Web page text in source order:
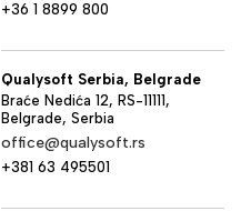
+36 1 8899 800
Qualysoft Serbia, Belgrade
Braće Nedića 12, RS-11111,
Belgrade, Serbia
office@qualysoft.rs
+381 63 495501